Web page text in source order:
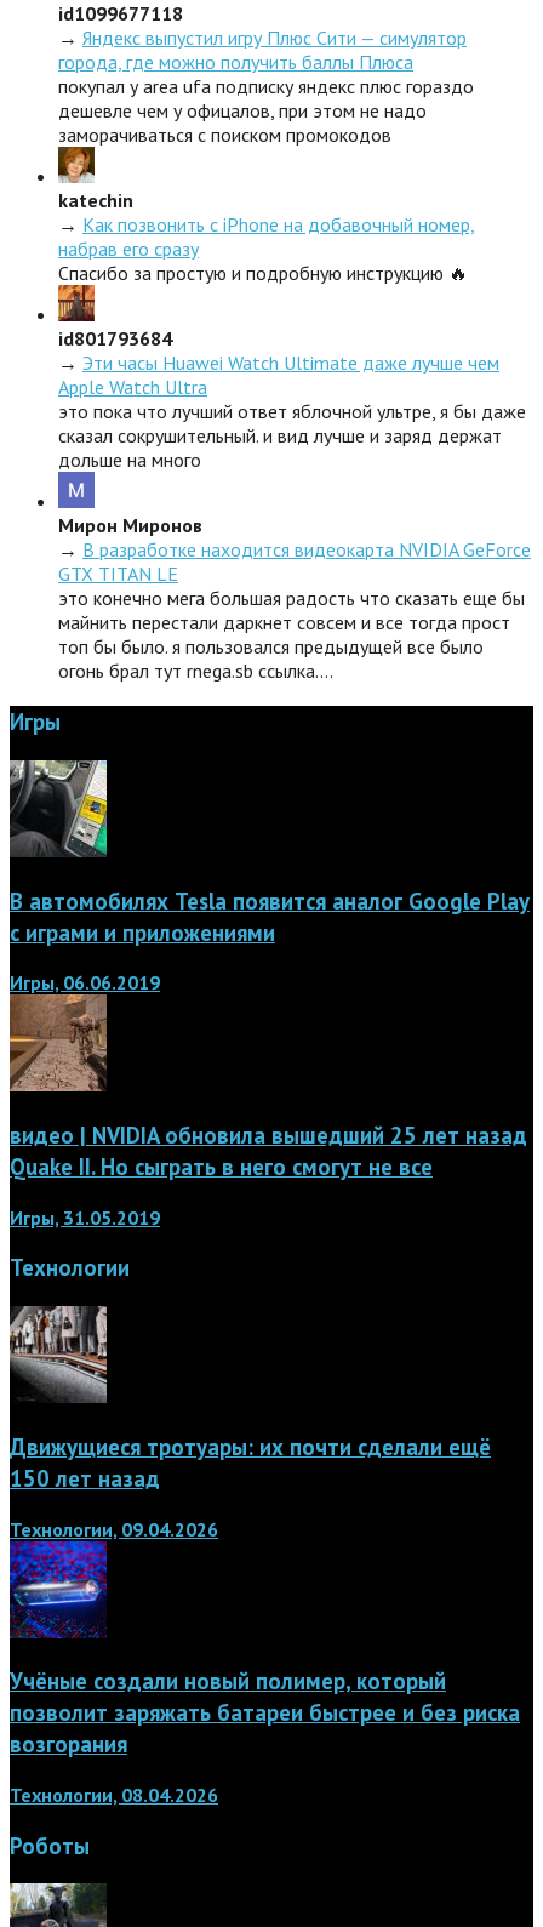
id1099677118
→ Яндекс выпустил игру Плюс Сити — симулятор
города, где можно получить баллы Плюса
покупал у area ufa подписку яндекс плюс гораздо
дешевле чем у офицалов, при этом не надо
заморачиваться с поиском промокодов
katechin
→ Как позвонить с iPhone на добавочный номер,
набрав его сразу
Спасибо за простую и подробную инструкцию 🔥
id801793684
→ Эти часы Huawei Watch Ultimate даже лучше чем
Apple Watch Ultra
это пока что лучший ответ яблочной ультре, я бы даже
сказал сокрушительный. и вид лучше и заряд держат
дольше на много
Мирон Миронов
→ В разработке находится видеокарта NVIDIA GeForce
GTX TITAN LE
это конечно мега большая радость что сказать еще бы
майнить перестали даркнет совсем и все тогда прост
топ бы было. я пользовался предыдущей все было
огонь брал тут rnega.sb ссылка.…
Игры
В автомобилях Tesla появится аналог Google Play
с играми и приложениями
Игры, 06.06.2019
видео | NVIDIA обновила вышедший 25 лет назад
Quake II. Но сыграть в него смогут не все
Игры, 31.05.2019
Технологии
Движущиеся тротуары: их почти сделали ещё
150 лет назад
Технологии, 09.04.2026
Учёные создали новый полимер, который
позволит заряжать батареи быстрее и без риска
возгорания
Технологии, 08.04.2026
Роботы